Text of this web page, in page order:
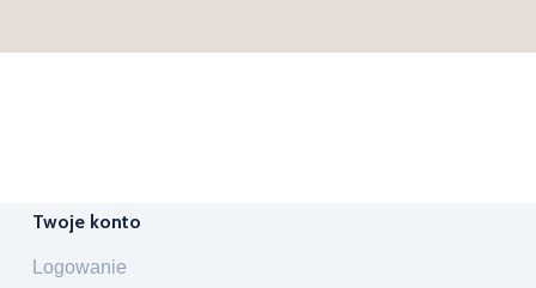
Twoje konto
Logowanie